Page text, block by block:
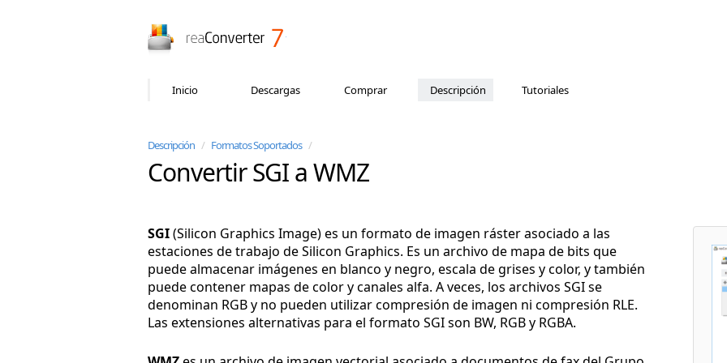
Inicio Descargas Comprar Descripción Tutoriales
Descripción / Formatos Soportados /
Convertir SGI a WMZ
SGI(Silicon Graphics Image) es un formato de imagen ráster asociado a las
estaciones de trabajo de Silicon Graphics. Es un archivo de mapa de bits que
puede almacenar imágenes en blanco y negro, escala de grises y color, y también
puede contener mapas de color y canales alfa. A veces, los archivos SGI se
denominan RGB y no pueden utilizar compresión de imagen ni compresión RLE.
Las extensiones alternativas para el formato SGI son BW, RGB y RGBA.